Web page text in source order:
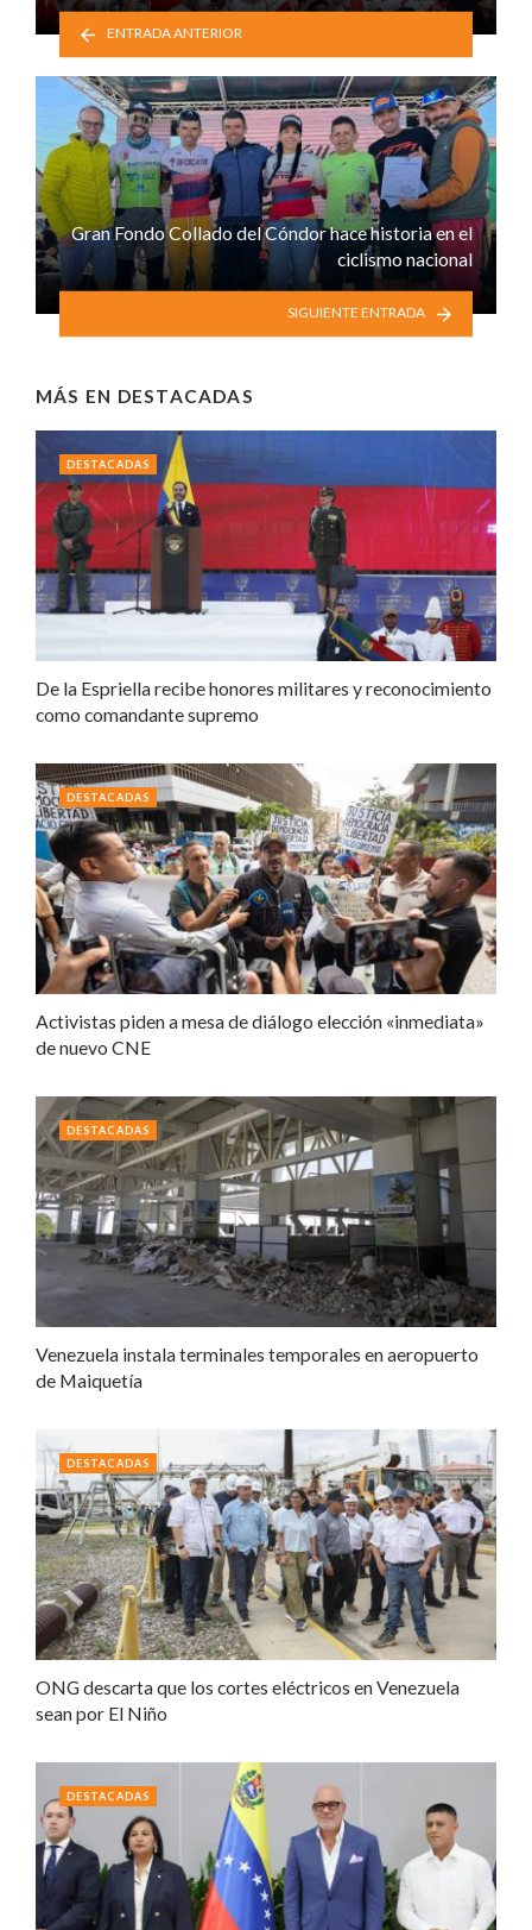
ENTRADA ANTERIOR
Gran Fondo Collado del Cóndor hace historia en el
ciclismo nacional
SIGUIENTE ENTRADA
MÁS EN DESTACADAS
De la Espriella recibe honores militares y reconocimiento
como comandante supremo
DESTACADAS
Activistas piden a mesa de diálogo elección «inmediata»
de nuevo CNE
DESTACADAS
Venezuela instala terminales temporales en aeropuerto
de Maiquetía
DESTACADAS
ONG descarta que los cortes eléctricos en Venezuela
sean por El Niño
DESTACADAS
DESTACADAS